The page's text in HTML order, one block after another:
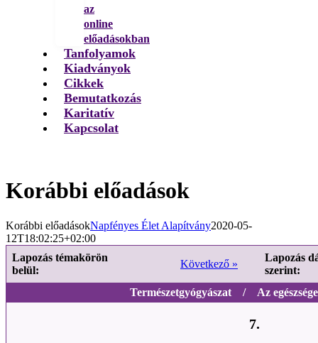
az
online
előadásokban
Tanfolyamok
Kiadványok
Cikkek
Bemutatkozás
Karitatív
Kapcsolat
Korábbi előadások
Korábbi előadásokNapfényes Élet Alapítvány2020-05-
12T18:02:25+02:00
Lapozás témakörön
belül:
Következő »
Lapozás
szerint:
Természetgyógyászat / Az
7.